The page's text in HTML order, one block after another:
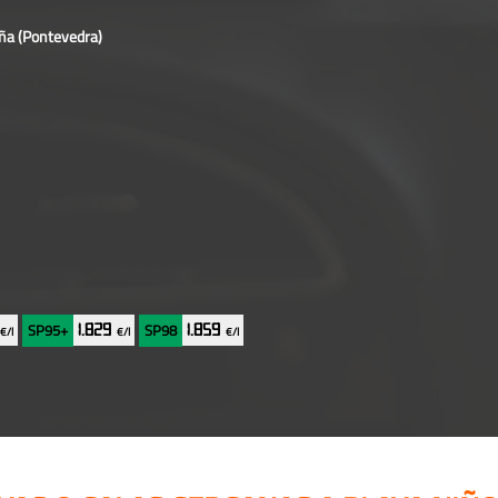
(Pontevedra)
€/l SP95+ 1.829 €/l SP98 1.859 €/l